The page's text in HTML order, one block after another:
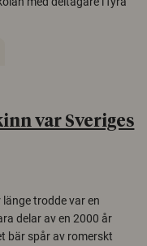
var Sveriges
trodde var en
delar av en 2000 år
bär spår av romerskt